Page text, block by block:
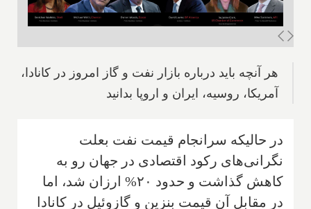
هر آنچه باید درباره بازار نفت و گاز امروز در کانادا،
آمریکا، روسیه، ایران و اروپا بدانید
در حالیکه سرانجام قیمت نفت بعلت
نگرانی‌های رکود اقتصادی در جهان رو به
کاهش گذاشت و حدود ۲۰% ارزان شد، اما
در مقابل آن قیمت بنزین و گازوئیل در کانادا